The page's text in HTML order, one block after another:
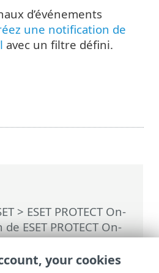
> ESET PROTECT On-
ESET PROTECT On-
On-Prem Menu
les journaux
d’événements
une notification de
avec un filtre défini.
your cookies